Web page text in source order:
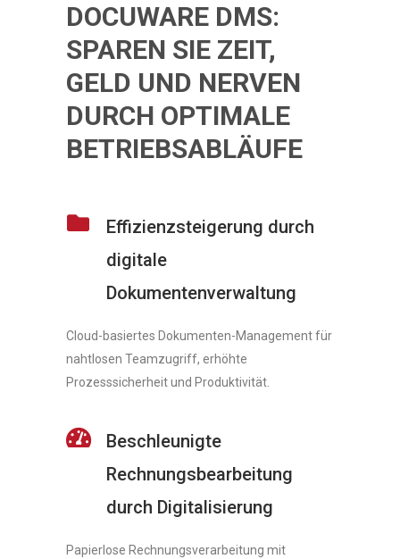
DOCUWARE DMS:
SPAREN SIE ZEIT,
GELD UND NERVEN
DURCH OPTIMALE
BETRIEBSABLÄUFE
Effizienzsteigerung durch
digitale
Dokumentenverwaltung
Cloud-basiertes Dokumenten-Management für
nahtlosen Teamzugriff, erhöhte
Prozesssicherheit und Produktivität.
Beschleunigte
Rechnungsbearbeitung
durch Digitalisierung
Papierlose Rechnungsverarbeitung mit